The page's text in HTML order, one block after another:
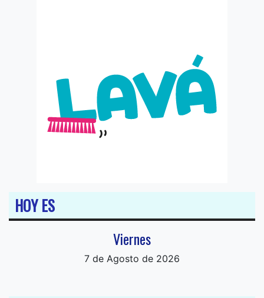
HOY ES
Viernes
7 de Agosto de 2026